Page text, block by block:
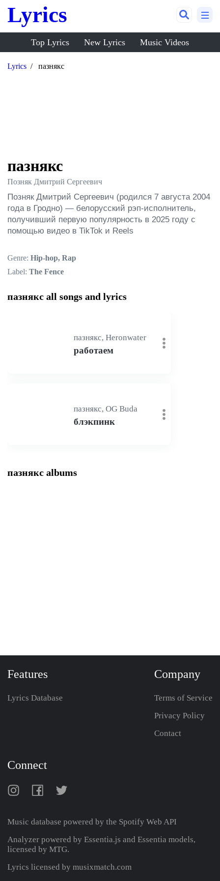
Lyrics
Top Lyrics New Lyrics Music Videos
Lyrics пазнякс
пазнякс
Позняк Дмитрий Сергеевич
Позняк Дмитрий Сергеевич (родился 7 августа 2004
года в Гродно) — белорусский рэп-исполнитель,
получивший первую популярность в 2025 году с
помощью видео в TikTok и Reels
Genre: Hip-hop, Rap
Label: The Fence
пазнякс all songs and lyrics
пазнякс, Heronwater
работаем
пазнякс, OG Buda
блэкпинк
пазнякс albums
Features
Lyrics Database
Company
Terms of Service
Privacy Policy
Contact
Connect
Music database powered by the Spotify Web API
Analyzer powered by Essentia.js and Essentia models,
licensed by MTG.
Lyrics licensed by musixmatch.com